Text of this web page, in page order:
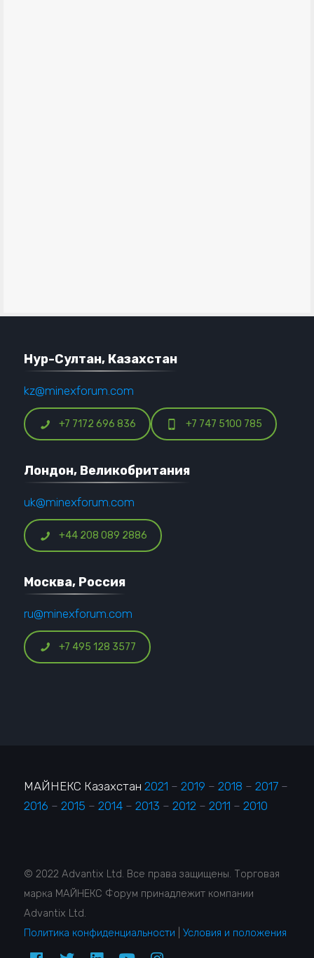
Нур-Султан, Казахстан
kz@minexforum.com
+7 7172 696 836 +7 747 5100 785
Лондон, Великобритания
uk@minexforum.com
+44 208 089 2886
Москва, Россия
ru@minexforum.com
+7 495 128 3577
МАЙНЕКС Казахстан2021 – 2019 – 2018 – 2017 –
2016 – 2015 – 2014 – 2013 – 2012 – 2011 – 2010
© 2022 Advantix Ltd. Все права защищены. Торговая
марка МАЙНЕКС Форум принадлежит компании
Advantix Ltd.
Политика конфиденциальности |Условия и положения